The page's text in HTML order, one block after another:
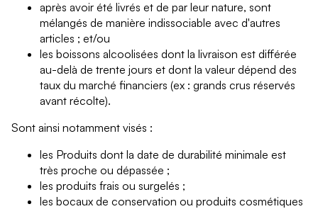
après avoir été livrés et de par leur nature, sont
mélangés de manière indissociable avec d'autres
articles ; et/ou
les boissons alcoolisées dont la livraison est différée
au-delà de trente jours et dont la valeur dépend des
taux du marché financiers (ex : grands crus réservés
avant récolte).
Sont ainsi notamment visés :
les Produits dont la date de durabilité minimale est
très proche ou dépassée ;
les produits frais ou surgelés ;
les bocaux de conservation ou produits cosmétiques